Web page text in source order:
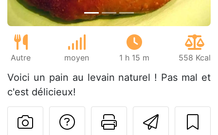
Autre moyen 1 h 15 m 558 Kcal
Voici un pain au levain naturel ! Pas mal et
c'est délicieux!
Imprimer
Poser une